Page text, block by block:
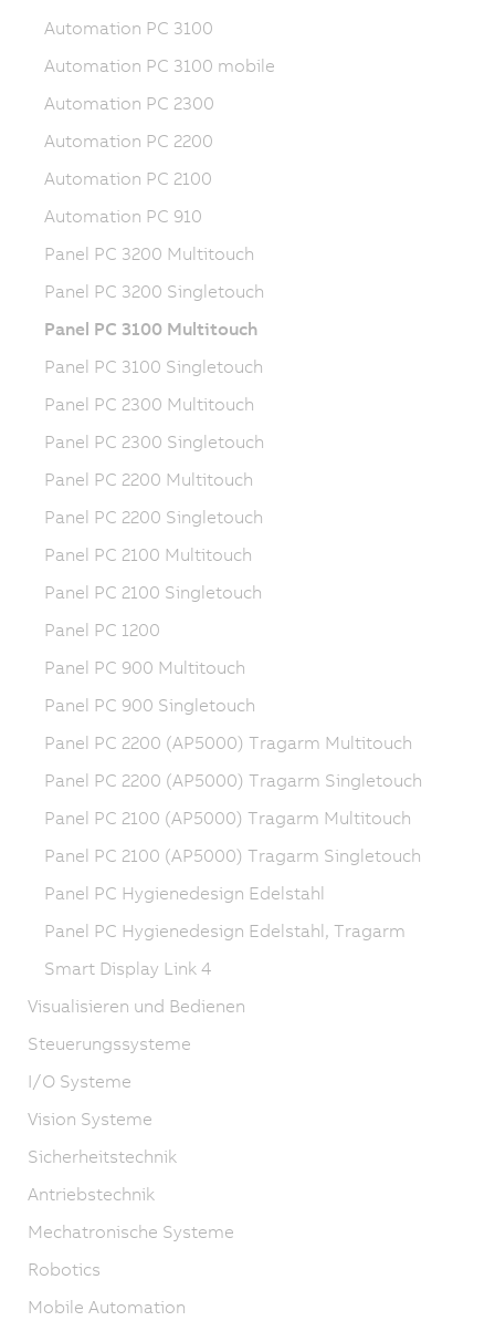
Automation PC 3100
Automation PC 3100 mobile
Automation PC 2300
Automation PC 2200
Automation PC 2100
Automation PC 910
Panel PC 3200 Multitouch
Panel PC 3200 Singletouch
Panel PC 3100 Multitouch
Panel PC 3100 Singletouch
Panel PC 2300 Multitouch
Panel PC 2300 Singletouch
Panel PC 2200 Multitouch
Panel PC 2200 Singletouch
Panel PC 2100 Multitouch
Panel PC 2100 Singletouch
Panel PC 1200
Panel PC 900 Multitouch
Panel PC 900 Singletouch
Panel PC 2200 (AP5000) Tragarm Multitouch
Panel PC 2200 (AP5000) Tragarm Singletouch
Panel PC 2100 (AP5000) Tragarm Multitouch
Panel PC 2100 (AP5000) Tragarm Singletouch
Panel PC Hygienedesign Edelstahl
Panel PC Hygienedesign Edelstahl, Tragarm
Smart Display Link 4
Visualisieren und Bedienen
Steuerungssysteme
I/O Systeme
Vision Systeme
Sicherheitstechnik
Antriebstechnik
Mechatronische Systeme
Robotics
Mobile Automation